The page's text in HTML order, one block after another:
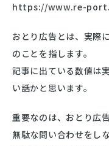
https://www.re-
おとり広告とは、実際
のことを指します。
記事に出ている数値は
い話かと思います。
重要なのは、おとり広
無駄な問い合わせをし